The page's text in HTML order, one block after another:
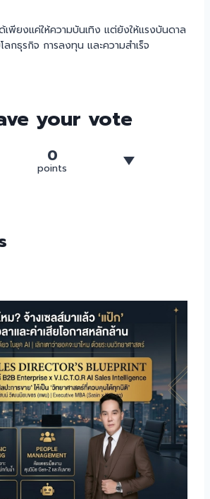
เพียงแค่ให้ความบันเทิง แต่ยังให้แรงบันดาล
ลกธุรกิจ การลงทุน และความสำเร็จ
your vote
0
points